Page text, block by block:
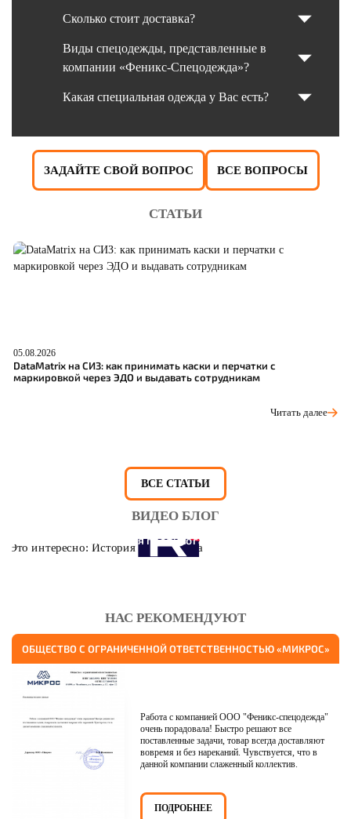
Сколько стоит доставка?
Виды спецодежды, представленные в
компании «Феникс-Спецодежда»?
Какая специальная одежда у Вас есть?
ЗАДАЙТЕ СВОЙ ВОПРОС ВСЕ ВОПРОСЫ
СТАТЬИ
05.08.2026
DataMatrix на СИЗ: как принимать каски и перчатки с
маркировкой через ЭДО и выдавать сотрудникам
Читать далее
ВСЕ СТАТЬИ
ВИДЕО БЛОГ
Это интересно: История противогаза
НАС РЕКОМЕНДУЮТ
ОБЩЕСТВО С ОГРАНИЧЕННОЙ ОТВЕТСТВЕННОСТЬЮ «МИКРОС»
Работа с компанией ООО "Феникс-спецодежда"
очень порадовала! Быстро решают все
поставленные задачи, товар всегда доставляют
вовремя и без нареканий. Чувствуется, что в
данной компании слаженный коллектив.
ПОДРОБНЕЕ